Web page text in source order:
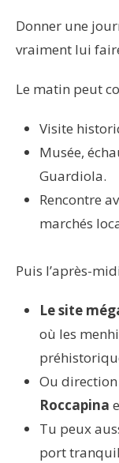
Donner une
vraiment lui
Le matin peut
Visite
Musée,
Guardiola.
Rencontre
marchés
Puis l’après-
Le site
où les
Ou direction
Roccapina
Tu peux
port